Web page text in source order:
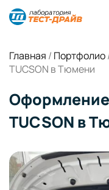
Главная / Портфолио
TUCSON в Тюмени
TUCSON в